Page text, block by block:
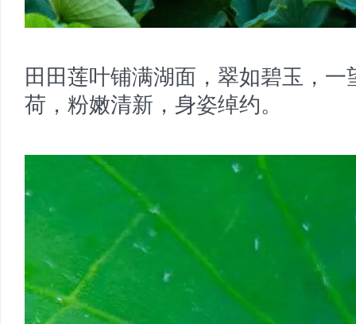
田田莲叶铺满湖面，翠如碧玉，
荷，粉嫩清新，身姿绰约。